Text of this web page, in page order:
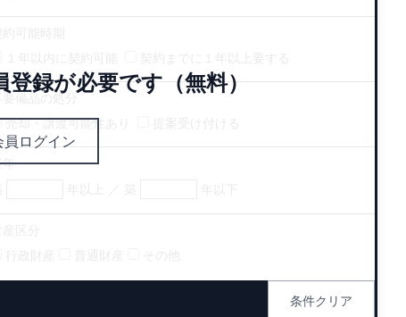
録が必要です（無料）
員ログイン
備品の処分
売却・譲渡可能性あり
条件クリア